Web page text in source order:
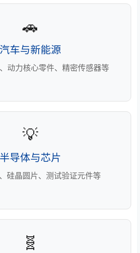
🚗
汽车与新能源
动力核心零件、精密传感器等
💡
半导体与芯片
硅晶圆片、测试验证元件等
🧬